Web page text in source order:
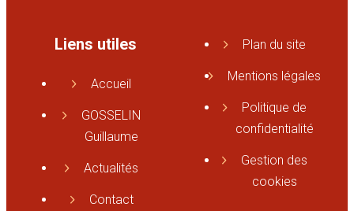
Liens utiles
Accueil
GOSSELIN
Guillaume
Actualités
Contact
Plan du site
Mentions légales
Politique de
confidentialité
Gestion des
cookies